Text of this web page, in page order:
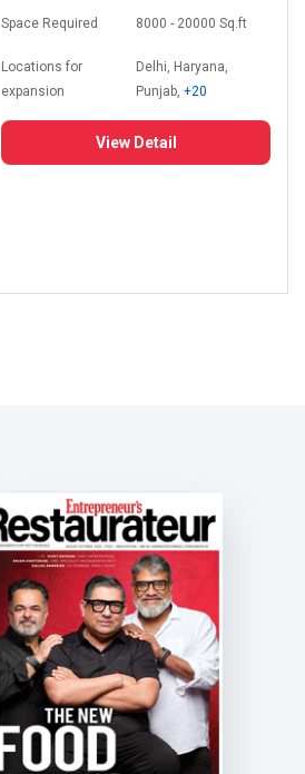
Space Required 8000 - 20000 Sq.ft
Locations for
expansion
Delhi, Haryana,
Punjab,+20
View Detail